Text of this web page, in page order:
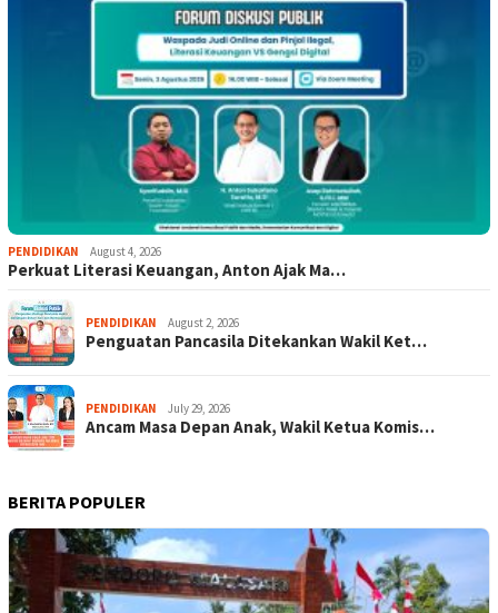
PENDIDIKAN August 4, 2026
Perkuat Literasi Keuangan, Anton Ajak Ma…
PENDIDIKAN August 2, 2026
Penguatan Pancasila Ditekankan Wakil Ket…
PENDIDIKAN July 29, 2026
Ancam Masa Depan Anak, Wakil Ketua Komis…
BERITA POPULER